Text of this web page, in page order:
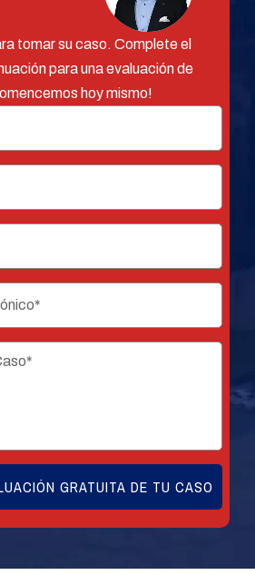
tomar su caso. Complete el
para una evaluación de
hoy mismo!